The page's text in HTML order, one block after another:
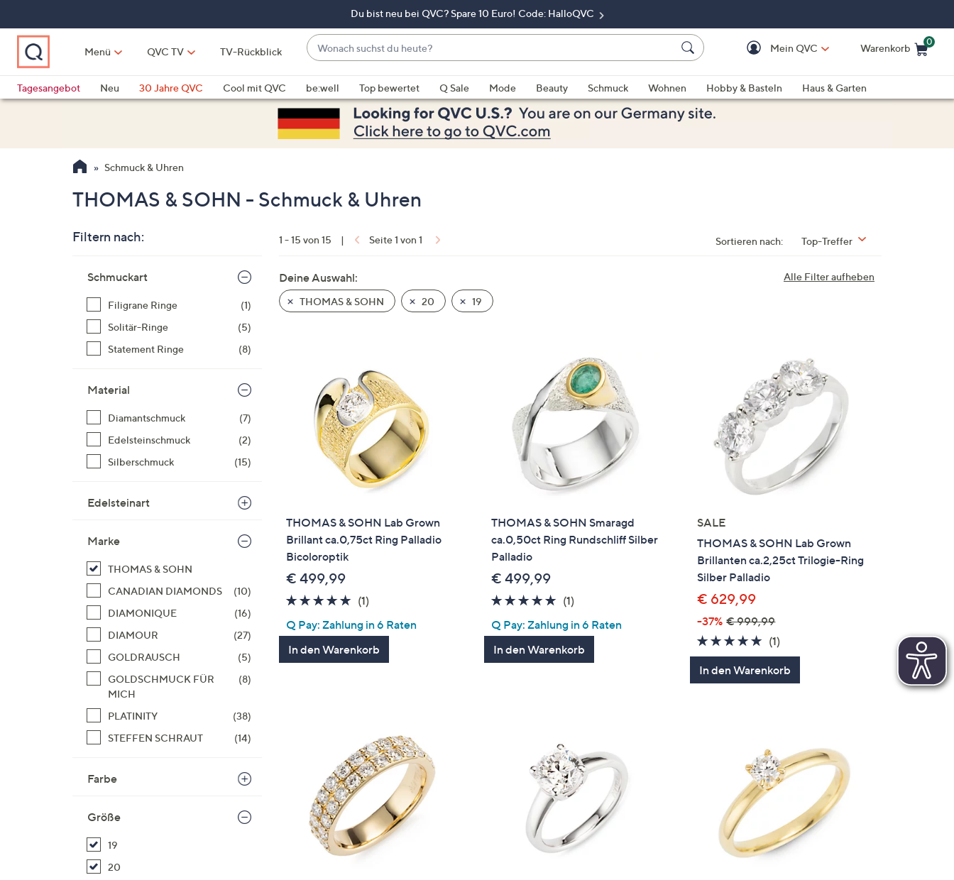
springen
Du bist neu bei QVC? Spare 10 Euro! Code: HalloQVC
Menü QVC TV TV-Rückblick
Wonach
suchst
du
heute?
Vorschläge
verfügbar
sind,
verwenden
nach
und
unten
oder
wischen
Geräten
nach
links
bzw.
rechts,
Mein QVC Warenkorb
0
Tagesangebot
Neu 30 Jahre QVC Cool mit QVC be:well Top bewertet Q Sale Mode Beauty Schmuck Wohnen Hobby & Basteln
Haus & Garten
Schmuck & Uhren
THOMAS & SOHN - Schmuck & Uhren
Filtern nach:
Produktliste
Schmuckart
Filigrane Ringe
(1)
Solitär-Ringe
(5)
Statement Ringe
(8)
Material
Diamantschmuck
(7)
Edelsteinschmuck
(2)
Silberschmuck
(15)
Edelsteinart
Marke
THOMAS & SOHN
CANADIAN DIAMONDS
(10)
DIAMONIQUE
(16)
DIAMOUR
(27)
GOLDRAUSCH
(5)
GOLDSCHMUCK FÜR
MICH
(8)
PLATINITY
(38)
STEFFEN SCHRAUT
(14)
Farbe
Größe
19
20
1 - 15 von 15 | Seite 1 von 1 Sortieren nach: Top-Treffer
Alle Filter aufheben
Deine Auswahl:
THOMAS & SOHN 20 19
THOMAS & SOHN Lab Grown
Brillant ca.0,75ct Ring Palladio
Bicoloroptik
€ 499,99
5.0
5
(1)1
Q Pay: Zahlung in 6 Raten
In den Warenkorb
THOMAS & SOHN Smaragd
ca.0,50ct Ring Rundschliff Silber
Palladio
€ 499,99
5.0
5
(1)
Q Pay: Zahlung in 6 Raten
In den Warenkorb
SALE
THOMAS & SOHN Lab Grown
Brillanten ca.2,25ct Trilogie-Ring
Silber Palladio
€ 629,99
-37% € 999,99
5.0
von
5
(1)
Bewertungen
In den Warenkorb